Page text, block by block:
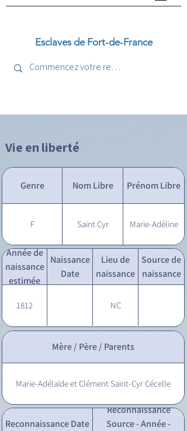
Esclaves de Fort-de-France
Vie en liberté
Genre Nom Libre Prénom Libre
F Saint Cyr Marie-Adéline
Année de
naissance
estimée
Naissance
Date
Lieu de
naissance
Source de
naissance
1812 NC
Mère / Père / Parents
Marie-Adélaïde et Clément Saint-Cyr Cécelle
Reconnaissance Date
Reconnaissance
Source - Année -